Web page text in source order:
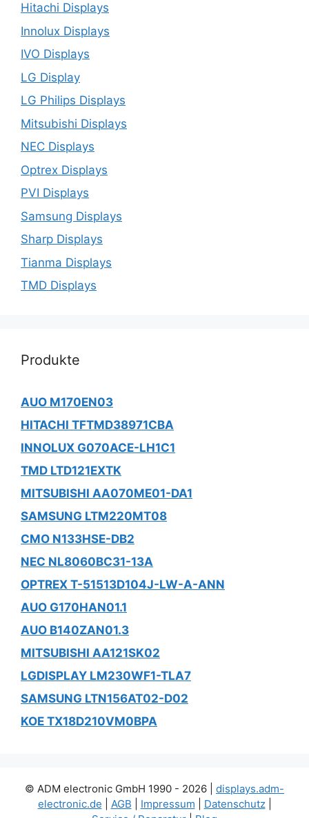
Hitachi Displays
Innolux Displays
IVO Displays
LG Display
LG Philips Displays
Mitsubishi Displays
NEC Displays
Optrex Displays
PVI Displays
Samsung Displays
Sharp Displays
Tianma Displays
TMD Displays
Produkte
AUO M170EN03
HITACHI TFTMD38971CBA
INNOLUX G070ACE-LH1C1
TMD LTD121EXTK
MITSUBISHI AA070ME01-DA1
SAMSUNG LTM220MT08
CMO N133HSE-DB2
NEC NL8060BC31-13A
OPTREX T-51513D104J-LW-A-ANN
AUO G170HAN01.1
AUO B140ZAN01.3
MITSUBISHI AA121SK02
LGDISPLAY LM230WF1-TLA7
SAMSUNG LTN156AT02-D02
KOE TX18D210VM0BPA
© ADM electronic GmbH 1990 - 2026 | displays.adm-
electronic.de
AGB Impressum Datenschutz|